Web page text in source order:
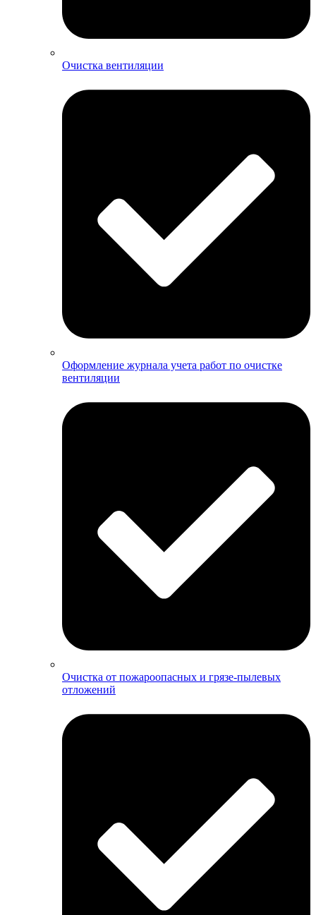
Очистка вентиляции
Оформление журнала учета работ по очистке
вентиляции
Очистка от пожароопасных и грязе-пылевых
отложений